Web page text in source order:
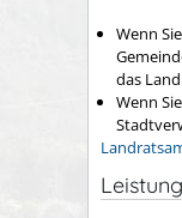
Wenn
das
Wenn